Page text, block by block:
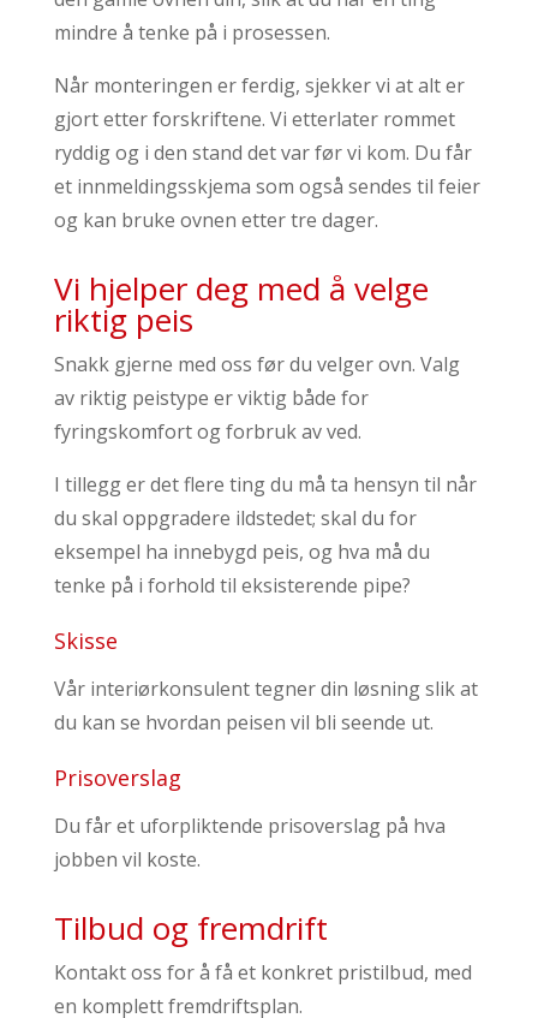
mindre å tenke på i prosessen.
Når monteringen er ferdig, sjekker vi at alt er
gjort etter forskriftene. Vi etterlater rommet
ryddig og i den stand det var før vi kom. Du får
et innmeldingsskjema som også sendes til feier
og kan bruke ovnen etter tre dager.
Vi hjelper deg med å velge
riktig peis
Snakk gjerne med oss før du velger ovn. Valg
av riktig peistype er viktig både for
fyringskomfort og forbruk av ved.
I tillegg er det flere ting du må ta hensyn til når
du skal oppgradere ildstedet; skal du for
eksempel ha innebygd peis, og hva må du
tenke på i forhold til eksisterende pipe?
Skisse
Vår interiørkonsulent tegner din løsning slik at
du kan se hvordan peisen vil bli seende ut.
Prisoverslag
Du får et uforpliktende prisoverslag på hva
jobben vil koste.
Tilbud og fremdrift
Kontakt oss for å få et konkret pristilbud, med
en komplett fremdriftsplan.